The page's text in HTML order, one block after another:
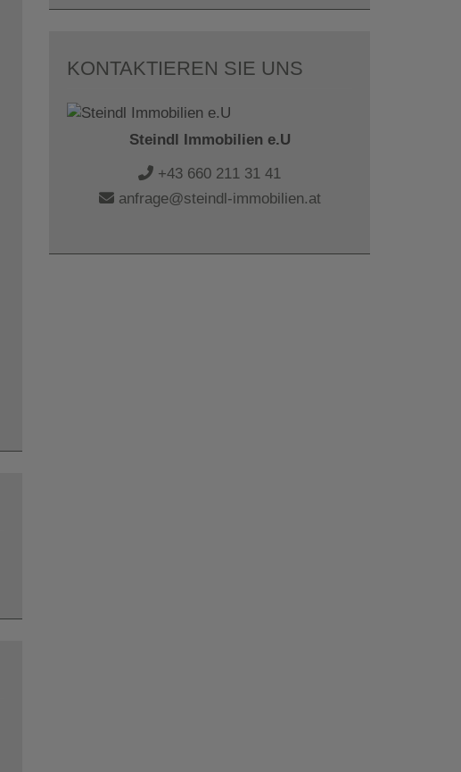
KONTAKTIEREN SIE UNS
Steindl Immobilien e.U
+43 660 211 31 41
anfrage@steindl-immobilien.at